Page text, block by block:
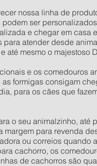
nossa linha de
ser
e chegar em casa
para atender desde
até mesmo o majestoso
e os comedouros
formigas consigam
para os cães que
o seu animalzinho, até
para revenda
ou correios quando
cachorro, os
de cachorros são